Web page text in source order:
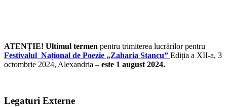
ATENȚIE! Ultimul termen pentru trimiterea lucrărilor pentru
Festivalul Național de Poezie „Zaharia Stancu” Ediția a XII-a, 3
octombrie 2024, Alexandria – este 1 august 2024.
Legaturi Externe